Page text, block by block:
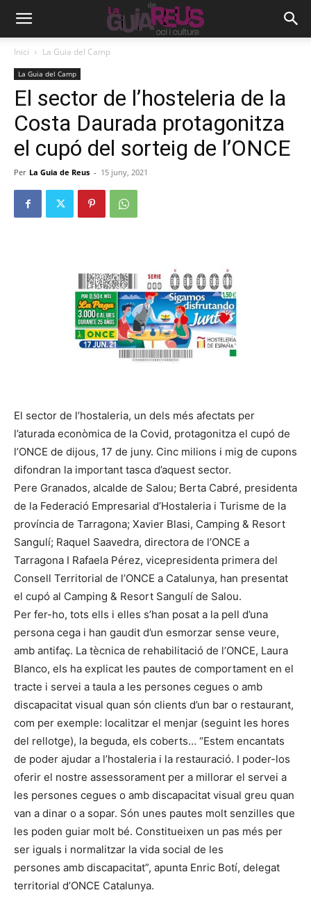
Inici La Guia del Camp
La Guia del Camp
El sector de l’hosteleria de la
Costa Daurada protagonitza
el cupó del sorteig de l’ONCE
Per La Guia de Reus - 15 juny, 2021
El sector de l’hostaleria, un dels més afectats per
l’aturada econòmica de la Covid, protagonitza el cupó de
l’ONCE de dijous, 17 de juny. Cinc milions i mig de cupons
difondran la important tasca d’aquest sector.
Pere Granados, alcalde de Salou; Berta Cabré, presidenta
de la Federació Empresarial d’Hostaleria i Turisme de la
província de Tarragona; Xavier Blasi, Camping & Resort
Sangulí; Raquel Saavedra, directora de l’ONCE a
Tarragona I Rafaela Pérez, vicepresidenta primera del
Consell Territorial de l’ONCE a Catalunya, han presentat
el cupó al Camping & Resort Sangulí de Salou.
Per fer-ho, tots ells i elles s’han posat a la pell d’una
persona cega i han gaudit d’un esmorzar sense veure,
amb antifaç. La tècnica de rehabilitació de l’ONCE, Laura
Blanco, els ha explicat les pautes de comportament en el
tracte i servei a taula a les persones cegues o amb
discapacitat visual quan són clients d’un bar o restaurant,
com per exemple: localitzar el menjar (seguint les hores
del rellotge), la beguda, els coberts… “Estem encantats
de poder ajudar a l’hostaleria i la restauració. I poder-los
oferir el nostre assessorament per a millorar el servei a
les persones cegues o amb discapacitat visual greu quan
van a dinar o a sopar. Són unes pautes molt senzilles que
les poden guiar molt bé. Constitueixen un pas més per
ser iguals i normalitzar la vida social de les
persones amb discapacitat”, apunta Enric Botí, delegat
territorial d’ONCE Catalunya.